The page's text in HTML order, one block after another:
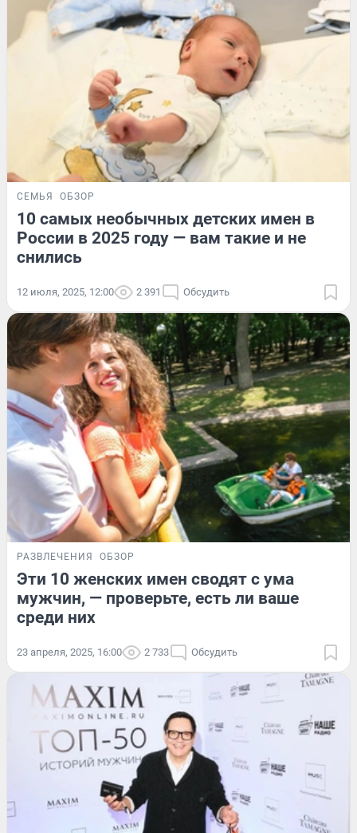
СЕМЬЯ ОБЗОР
10 самых необычных детских имен в
России в 2025 году — вам такие и не
снились
12 июля, 2025, 12:00 2 391 Обсудить
РАЗВЛЕЧЕНИЯ ОБЗОР
Эти 10 женских имен сводят с ума
мужчин, — проверьте, есть ли ваше
среди них
23 апреля, 2025, 16:00 2 733 Обсудить